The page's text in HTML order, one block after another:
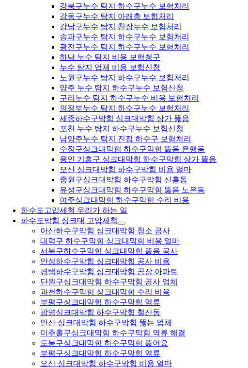
강북구누수 탐지 하수구누수 보험처리
강동구누수 탐지 아래층 보험처리
강남구누수 탐지 천장누수 보험처리
송파구누수 탐지 하수구누수 보험처리
광진구누수 탐지 하수구누수 보험처리
하남 누수 탐지 비용 보험청구
누수 탐지 업체 비용 보험신청
노원구누수 탐지 하수구누수 보험처리
양주 누수 탐지 하수구누수 보험신청
구리누수 탐지 하수구누수 비용 보험처리
의정부누수 탐지 하수구누수 보험처리
세종하수구막힘 싱크대막힘 상가 뚫음
포천 누수 탐지 하수구누수 보험신청
남양주누수 탐지 진접 하수구 보험처리
수정구싱크대막힘 하수구막힘 뚫음 은행동
용인 기흥구 싱크대막힘 하수구막힘 상가 뚫음
오산 싱크대막힘 하수구막힘 비용 얼마
중원구싱크대막힘 하수구막힘 신흥동
유성구싱크대막힘 하수구막힘 뚫음 노은동
여주싱크대막힘 하수구막힘 수리 비용
하수도고압세척 우리가 하는 일
하수도막힘 싱크대 고압세척
아산하수구막힘 싱크대막힘 청소 공사
대덕구 하수구막힘 싱크대막힘 비용 얼마
서북구하수구막힘 싱크대막힘 뚫음 공사
안성하수구막힘 싱크대막힘 공사 비용
평택하수구막힘 싱크대막힘 공장 아파트
단원구싱크대막힘 하수구막힘 공사 업체
과천하수구막힘 싱크대막힘 수리 비용
부평구싱크대막힘 하수구막힘 역류
광명싱크대막힘 하수구막힘 철산동
안산 싱크대막힘 하수구막힘 뚫는 업체
미추홀구싱크대막힘 하수구막힘 역류 해결
도봉구싱크대막힘 하수구막힘 뚫어요
부평구싱크대막힘 하수구막힘 역류
오산 싱크대막힘 하수구막힘 비용 얼마